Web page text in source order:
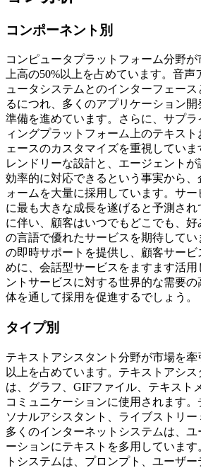
コンポーネント別
コンピュータプラットフォーム分野
上高の50%以上を占めています。音
ュータシステムとのインターフェー
るにつれ、多くのアプリケーション
準備を進めています。さらに、サプ
ィングプラットフォーム上のテキス
ェースのカスタマイズを重視してい
レンドリーな設計と、エージェント
効率的に対応できるという事実から
ォームを大量に採用しています。サ
に最も大きな成長を遂げると予測さ
に伴い、顧客はいつでもどこでも、
の言語で優れたサービスを期待して
の即時サポートを提供し、顧客サー
めに、会話型サービスをますます活
ントサービスに対する世界的な需要
体を通して採用を促進するでしょう。
タイプ別
テキストアシスタント分野が市場を牽
以上を占めています。テキストアシ
は、グラフ、GIFファイル、テキスト
コミュニケーションに使用されます
ソナルアシスタント、ライブストリー
多くのインターネットシステムは、
ーションにテキストを多用していま
トシステムは、プロンプト、ユーザ